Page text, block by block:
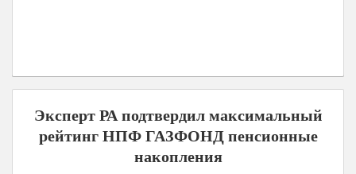
Эксперт РА подтвердил максимальный
рейтинг НПФ ГАЗФОНД пенсионные
накопления